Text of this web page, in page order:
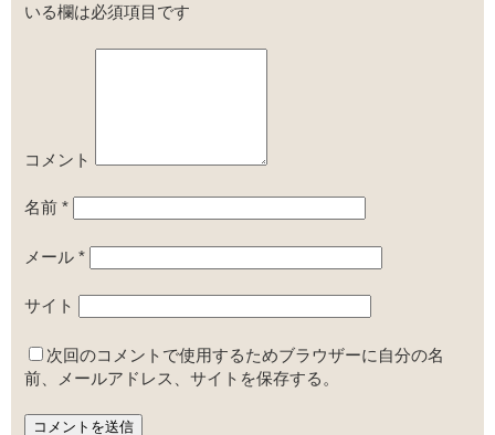
いる欄は必須項目です
コメント
名前 *
メール *
サイト
次回のコメントで使用するためブラウザーに自分の名
前、メールアドレス、サイトを保存する。